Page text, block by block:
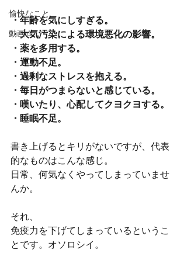
愉快なこと
動画☆
・年齢を気にしすぎる。
・大気汚染による環境悪化の影響。
・薬を多用する。
・運動不足。
・過剰なストレスを抱える。
・毎日がつまらないと感じている。
・嘆いたり、心配してクヨクヨする。
・睡眠不足。
書き上げるとキリがないですが、代表
的なものはこんな感じ。
日常、何気なくやってしまっていませ
んか。
それ、
免疫力を下げてしまっているというこ
とです。オソロシイ。